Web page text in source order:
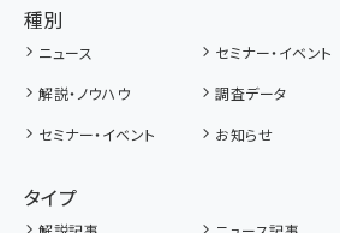
種別
ニュース セミナー・イベント
解説・ノウハウ
調査データ
セミナー・イベント
お知らせ
タイプ